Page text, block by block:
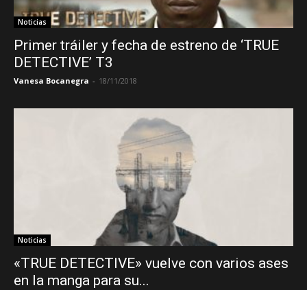
Noticias
Primer tráiler y fecha de estreno de ‘TRUE
DETECTIVE’ T3
Vanesa Bocanegra - 18/11/2018
Noticias
«TRUE DETECTIVE» vuelve con varios ases
en la manga para su...